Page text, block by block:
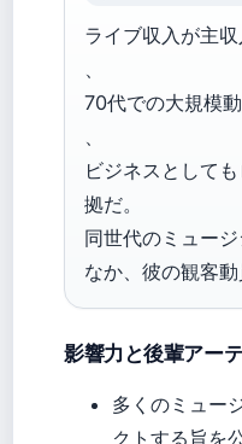
ライブ収入が主
70代での大規模
ビジネスとして
拠だ。
同世代のミュー
なか、彼の観客動
影響力と後輩アー
多くのミュー
クトする旨を